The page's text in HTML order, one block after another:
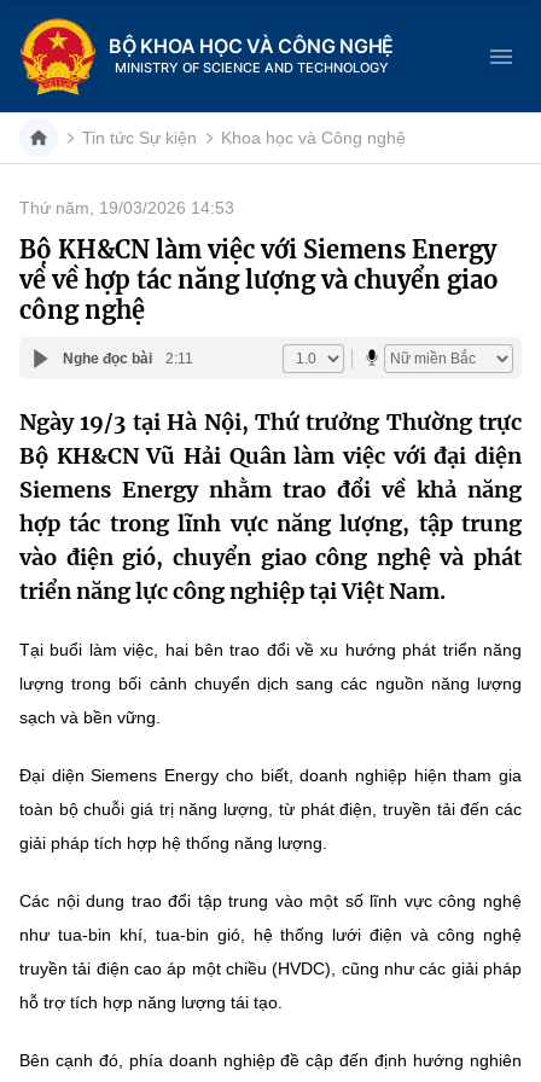
BỘ KHOA HỌC VÀ CÔNG NGHỆ
MINISTRY OF SCIENCE AND TECHNOLOGY
Danh mục
Trang chủ
Cơ cấu tổ chức
Lịch sử phát triển
Sở Khoa học và Công nghệ
Khoa học và Công nghệ
Đổi mới sáng tạo
Chuyển đổi số
Sở hữu trí tuệ
Năng lượng nguyên tử
Tin địa phương
Dịch vụ công
Hệ thống văn bản
Văn bản QPPL
Lấy ý kiến người dân về dự thảo VBQPPL
MST IOFFICE
Khoa học và Công nghệ
Chuyển đổi số
Bưu chính, Viễn thông
Sở hữu trí tuệ
Tiêu chuẩn, đo lường, chất lượng
Multimedia
THƯ ĐIỆN TỬ
Khác
Videos
Ảnh
Tin tức Sự kiện Khoa học và Công nghệ
Thứ năm, 19/03/2026 14:53
Bộ KH&CN làm việc với Siemens Energy
về về hợp tác năng lượng và chuyển giao
công nghệ
Nghe đọc bài 2:11
Ngày 19/3 tại Hà Nội, Thứ trưởng Thường trực
Bộ KH&CN Vũ Hải Quân làm việc với đại diện
Siemens Energy nhằm trao đổi về khả năng
hợp tác trong lĩnh vực năng lượng, tập trung
vào điện gió, chuyển giao công nghệ và phát
triển năng lực công nghiệp tại Việt Nam.
Tại buổi làm việc, hai bên trao đổi về xu hướng phát triển năng
lượng trong bối cảnh chuyển dịch sang các nguồn năng lượng
sạch và bền vững.
Đại diện Siemens Energy cho biết, doanh nghiệp hiện tham gia
toàn bộ chuỗi giá trị năng lượng, từ phát điện, truyền tải đến các
giải pháp tích hợp hệ thống năng lượng.
Các nội dung trao đổi tập trung vào một số lĩnh vực công nghệ
như tua-bin khí, tua-bin gió, hệ thống lưới điện và công nghệ
truyền tải điện cao áp một chiều (HVDC), cũng như các giải pháp
hỗ trợ tích hợp năng lượng tái tạo.
Bên cạnh đó, phía doanh nghiệp đề cập đến định hướng nghiên